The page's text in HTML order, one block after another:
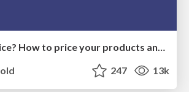
What's in a price? How to price your products and services
247 13k